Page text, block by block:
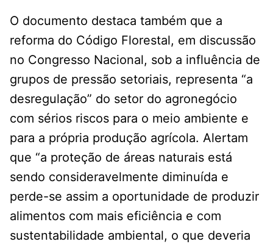
O documento destaca também que a
reforma do Código Florestal, em discussão
no Congresso Nacional, sob a influência de
grupos de pressão setoriais, representa “a
desregulação” do setor do agronegócio
com sérios riscos para o meio ambiente e
para a própria produção agrícola. Alertam
que “a proteção de áreas naturais está
sendo consideravelmente diminuída e
perde-se assim a oportunidade de produzir
alimentos com mais eficiência e com
sustentabilidade ambiental, o que deveria